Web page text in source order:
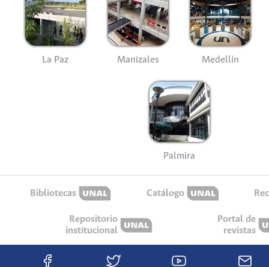
La Paz Manizales Medellín
Palmira
Bibliotecas Catálogo
Repositorio
institucional
Portal de
revistas